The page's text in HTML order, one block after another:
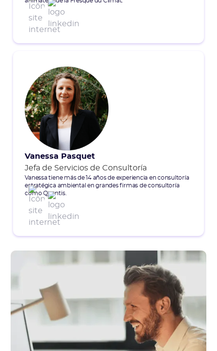
Vanessa Pasquet
Jefa de Servicios de Consultoría
Vanessa tiene más de 14 años de experiencia en consultoría
estratégica ambiental en grandes firmas de consultoría
como Quantis.